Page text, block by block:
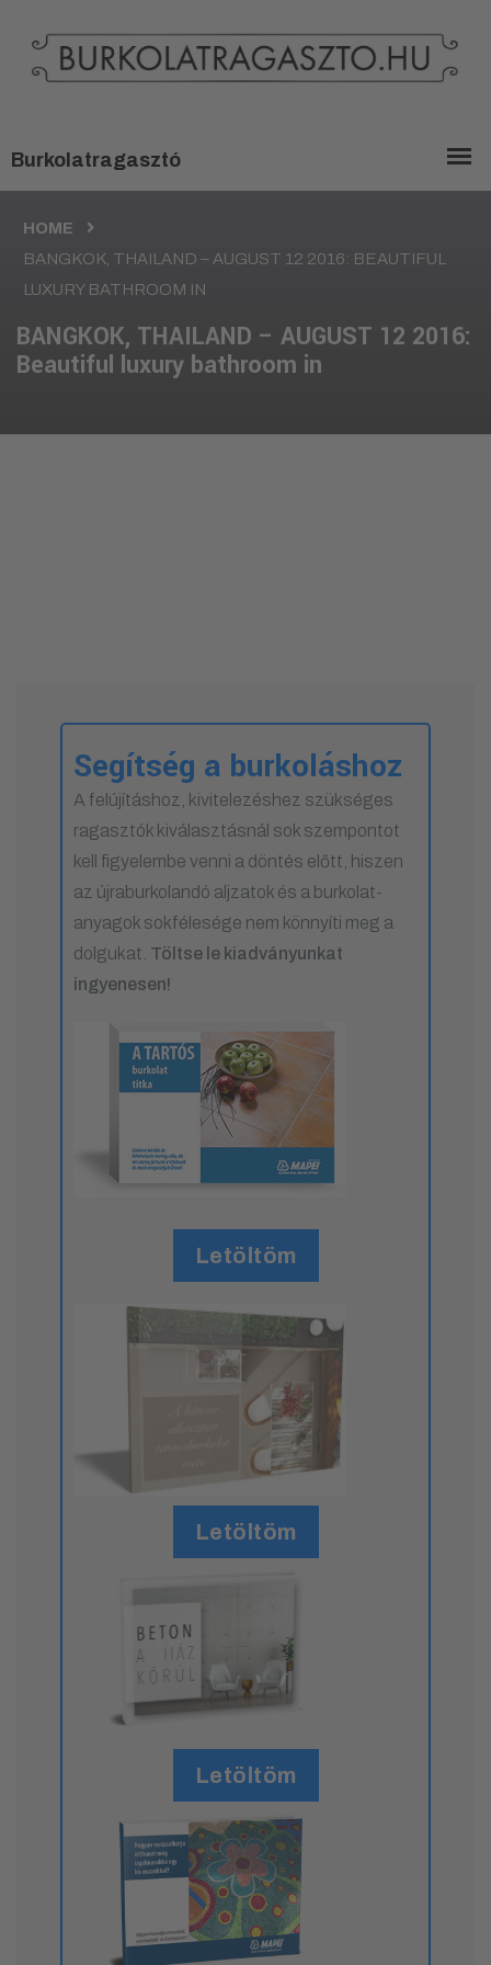
HOME
BANGKOK, THAILAND – AUGUST 12 2016: BEAUTIFUL
LUXURY BATHROOM IN
BANGKOK, THAILAND – AUGUST 12 2016:
Beautiful luxury bathroom in
Segítség a burkoláshoz
A felújításhoz, kivitelezéshez szükséges
ragasztók kiválasztásnál sok szempontot
kell figyelembe venni a döntés előtt, hiszen
az újraburkolandó aljzatok és a burkolat-
anyagok sokfélesége nem könnyíti meg a
dolgukat. Töltse le kiadványunkat
ingyenesen!
Letöltöm
Letöltöm
Letöltöm